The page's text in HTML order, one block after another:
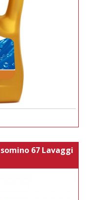
67 Lavaggi